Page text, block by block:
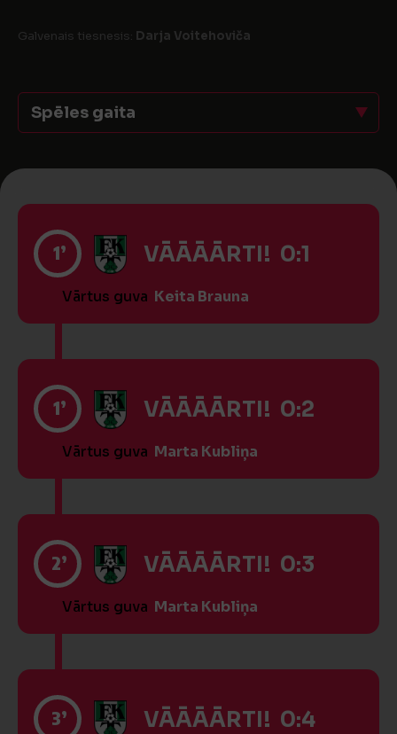
Galvenais tiesnesis: Darja Voitehoviča
Spēles gaita
1’ VĀĀĀĀRTI! 0:1
Vārtus guva Keita Brauna
1’ VĀĀĀĀRTI! 0:2
Vārtus guva Marta Kubliņa
2’ VĀĀĀĀRTI! 0:3
Vārtus guva Marta Kubliņa
3’ VĀĀĀĀRTI! 0:4